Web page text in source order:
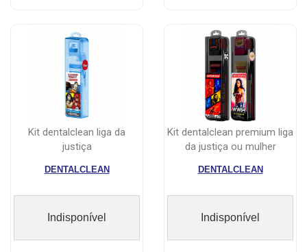
kit dentalclean liga da
justiça
DENTALCLEAN
Indisponível
kit dentalclean premium liga
da justiça ou mulher
DENTALCLEAN
Indisponível